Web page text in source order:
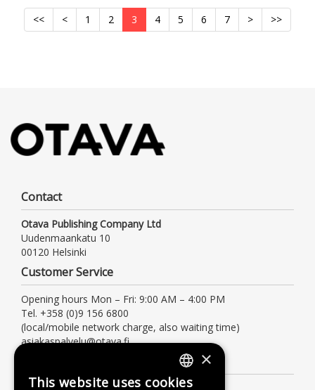
<< < 1 2 3 4 5 6 7 > >>
Contact
Otava Publishing Company Ltd
Uudenmaankatu 10
00120 Helsinki
Customer Service
Opening hours Mon – Fri: 9:00 AM – 4:00 PM
Tel. +358 (0)9 156 6800
(local/mobile network charge, also waiting time)
asiakaspalvelu@otava.fi
FINNISH
×
This website uses cookies